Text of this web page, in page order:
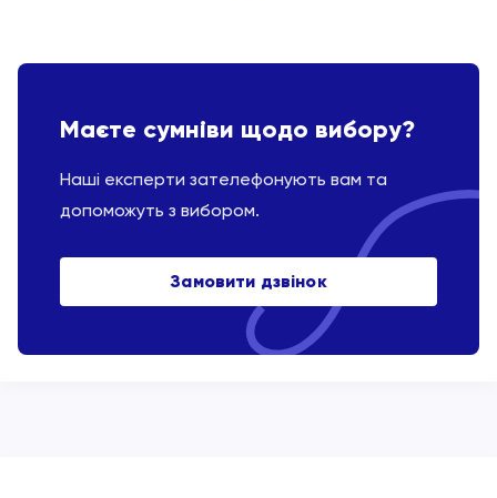
Маєте сумніви щодо вибору?
Наші експерти зателефонують вам та
допоможуть з вибором.
Замовити дзвінок